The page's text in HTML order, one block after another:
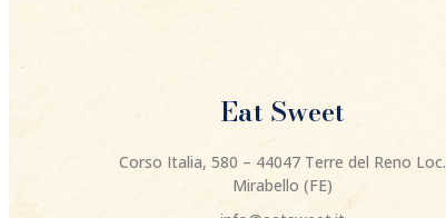
Eat Sweet
Corso Italia, 580 – 44047 Terre del Reno Loc.
Mirabello (FE)